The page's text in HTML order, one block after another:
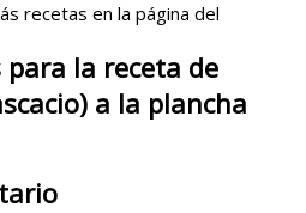
recetas en la página del
para la receta de
a la plancha